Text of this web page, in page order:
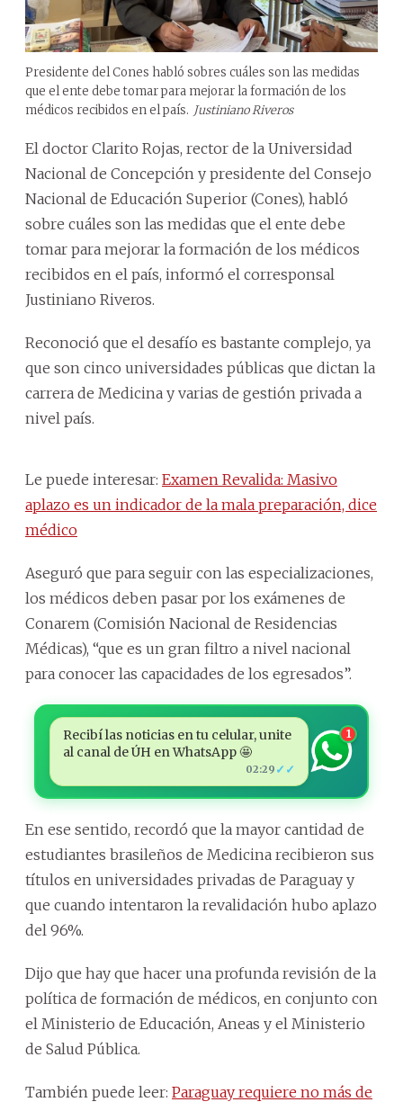
Presidente del Cones habló sobres cuáles son las medidas
que el ente debe tomar para mejorar la formación de los
médicos recibidos en el país. Justiniano Riveros
El doctor Clarito Rojas, rector de la Universidad
Nacional de Concepción y presidente del Consejo
Nacional de Educación Superior (Cones), habló
sobre cuáles son las medidas que el ente debe
tomar para mejorar la formación de los médicos
recibidos en el país, informó el corresponsal
Justiniano Riveros.
Reconoció que el desafío es bastante complejo, ya
que son cinco universidades públicas que dictan la
carrera de Medicina y varias de gestión privada a
nivel país.
Le puede interesar: Examen Revalida: Masivo
aplazo es un indicador de la mala preparación, dice
médico
Aseguró que para seguir con las especializaciones,
los médicos deben pasar por los exámenes de
Conarem (Comisión Nacional de Residencias
Médicas), “que es un gran filtro a nivel nacional
para conocer las capacidades de los egresados”.
Recibí las noticias en tu celular, unite
al canal de ÚH en WhatsApp 🤩
02:29 ✓✓
1
En ese sentido, recordó que la mayor cantidad de
estudiantes brasileños de Medicina recibieron sus
títulos en universidades privadas de Paraguay y
que cuando intentaron la revalidación hubo aplazo
del 96%.
Dijo que hay que hacer una profunda revisión de la
política de formación de médicos, en conjunto con
el Ministerio de Educación, Aneas y el Ministerio
de Salud Pública.
También puede leer: Paraguay requiere no más de